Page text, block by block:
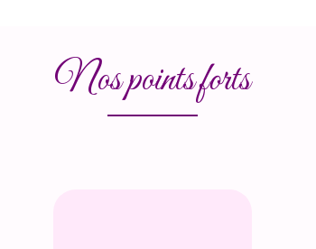
Nos points forts